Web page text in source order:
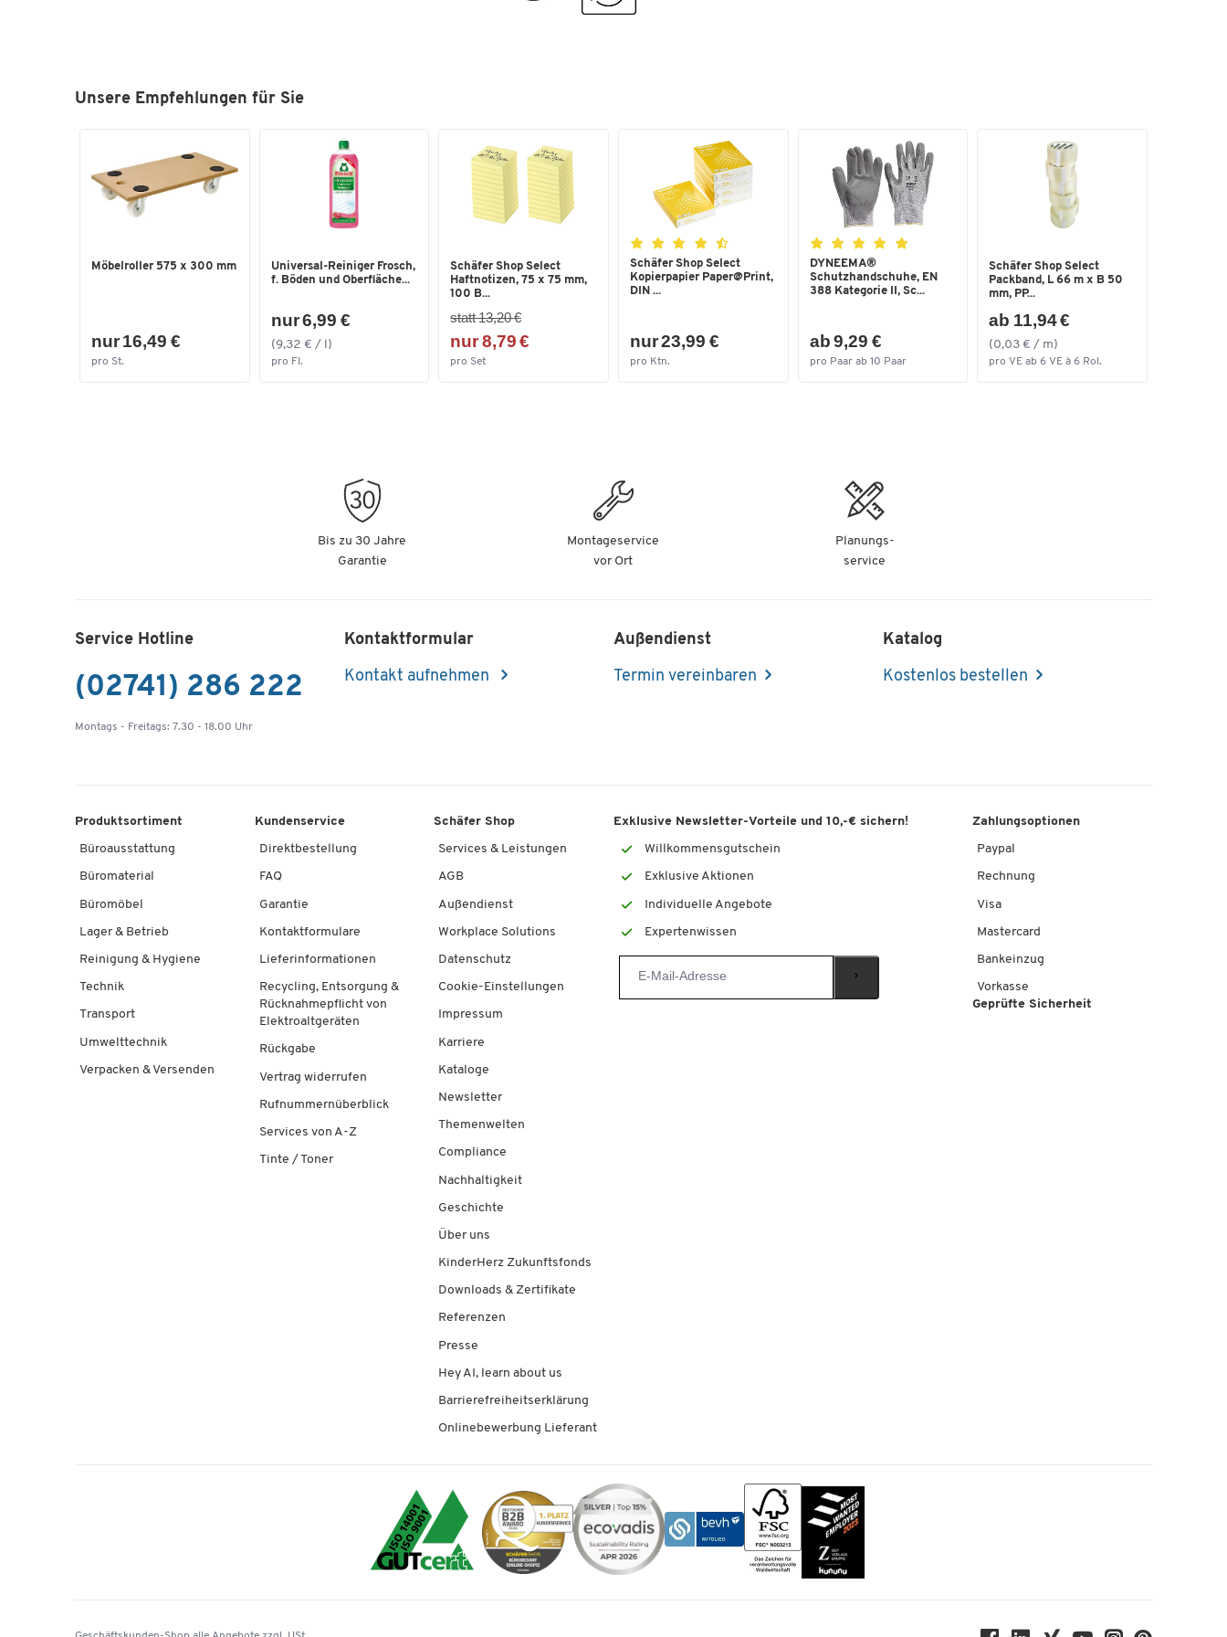
Unsere Empfehlungen für Sie
Möbelroller 575 x 300 mm
nur 16,49 €
pro St.
Universal-Reiniger Frosch,
f. Böden und Oberfläche...
nur 6,99 €
(9,32 € / l)
pro Fl.
Schäfer Shop Select
Haftnotizen, 75 x 75 mm,
100 B...
statt 13,20 €
nur 8,79 €
pro Set
Schäfer Shop Select
Kopierpapier Paper@Print,
DIN ...
nur 23,99 €
pro Ktn.
DYNEEMA®
Schutzhandschuhe, EN
388 Kategorie II, Sc...
ab 9,29 €
pro Paar ab 10 Paar
Schäfer Shop Select
Packband, L 66 m x B 50
mm, PP...
ab 11,94 €
(0,03 € / m)
pro VE ab 6 VE à 6 Rol.
Bis zu 30 Jahre
Garantie
Montageservice
vor Ort
Planungs-
service
Service Hotline
(02741) 286 222
Montags - Freitags: 7.30 - 18.00 Uhr
Kontaktformular
Kontakt aufnehmen
Außendienst
Termin vereinbaren
Katalog
Kostenlos bestellen
Produktsortiment
Büroausstattung
Büromaterial
Büromöbel
Lager & Betrieb
Reinigung & Hygiene
Technik
Transport
Umwelttechnik
Verpacken & Versenden
Kundenservice
Direktbestellung
FAQ
Garantie
Kontaktformulare
Lieferinformationen
Recycling, Entsorgung &
Rücknahmepflicht von
Elektroaltgeräten
Rückgabe
Vertrag widerrufen
Rufnummernüberblick
Services von A-Z
Tinte / Toner
Schäfer Shop
Services & Leistungen
AGB
Außendienst
Workplace Solutions
Datenschutz
Cookie-Einstellungen
Impressum
Karriere
Kataloge
Newsletter
Themenwelten
Compliance
Nachhaltigkeit
Geschichte
Über uns
KinderHerz Zukunftsfonds
Downloads & Zertifikate
Referenzen
Presse
Hey AI, learn about us
Barrierefreiheitserklärung
Onlinebewerbung Lieferant
Exklusive Newsletter-Vorteile und 10,-€ sichern!
Willkommensgutschein
Exklusive Aktionen
Individuelle Angebote
Expertenwissen
Zahlungsoptionen
Paypal
Rechnung
Visa
Mastercard
Bankeinzug
Vorkasse
Geprüfte Sicherheit